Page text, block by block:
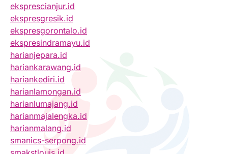
eksprescianjur.id
ekspresgresik.id
ekspresgorontalo.id
ekspresindramayu.id
harianjepara.id
hariankarawang.id
hariankediri.id
harianlamongan.id
harianlumajang.id
harianmajalengka.id
harianmalang.id
smanics-serpong.id